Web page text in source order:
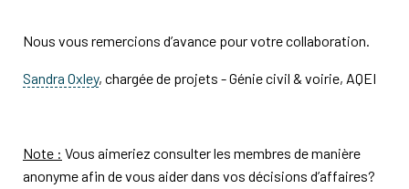
Nous vous remercions d’avance pour votre collaboration.
Sandra Oxley, chargée de projets - Génie civil & voirie, AQEI
Note : Vous aimeriez consulter les membres de manière
anonyme afin de vous aider dans vos décisions d’affaires?